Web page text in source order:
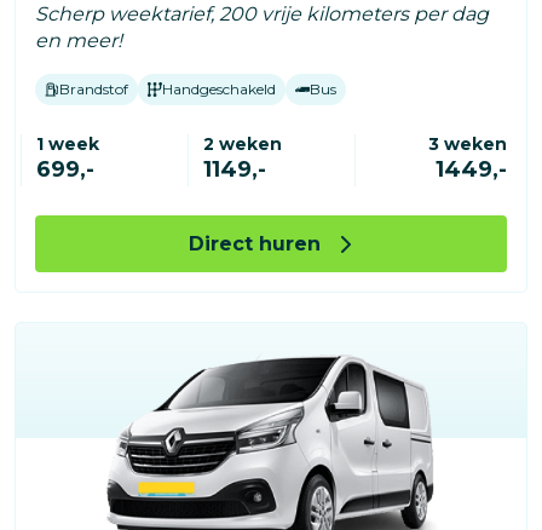
Scherp weektarief, 200 vrije kilometers per dag
en meer!
Brandstof Handgeschakeld Bus
1 week
699,-
2 weken
1149,-
3 weken
1449,-
Direct huren